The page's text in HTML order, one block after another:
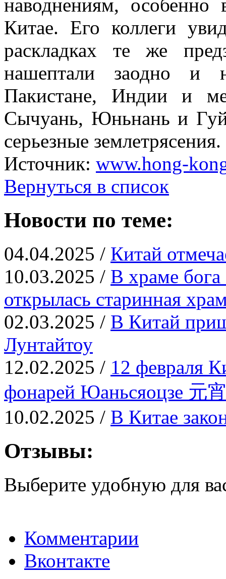
наводнениям,
Китае. Его коллеги
раскладках те же
нашептали заодно и
Пакистане, Индии и
Сычуань, Юньнань и
серьезные землетрясения.
Источник: www.hong-
Вернуться в список
Новости по теме:
04.04.2025 / Китай
10.03.2025 / В храме
открылась старинная
02.03.2025 / В Китай
Лунтайтоу
12.02.2025 / 12 февраля
фонарей Юаньсяоцзе 元
10.02.2025 / В Китае
Отзывы:
Выберите удобную для
Комментарии
Вконтакте